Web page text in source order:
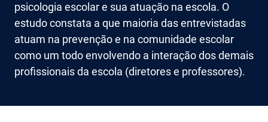
psicologia escolar e sua atuação na escola. O
estudo constata a que maioria das entrevistadas
atuam na prevenção e na comunidade escolar
como um todo envolvendo a interação dos demais
profissionais da escola (diretores e professores).